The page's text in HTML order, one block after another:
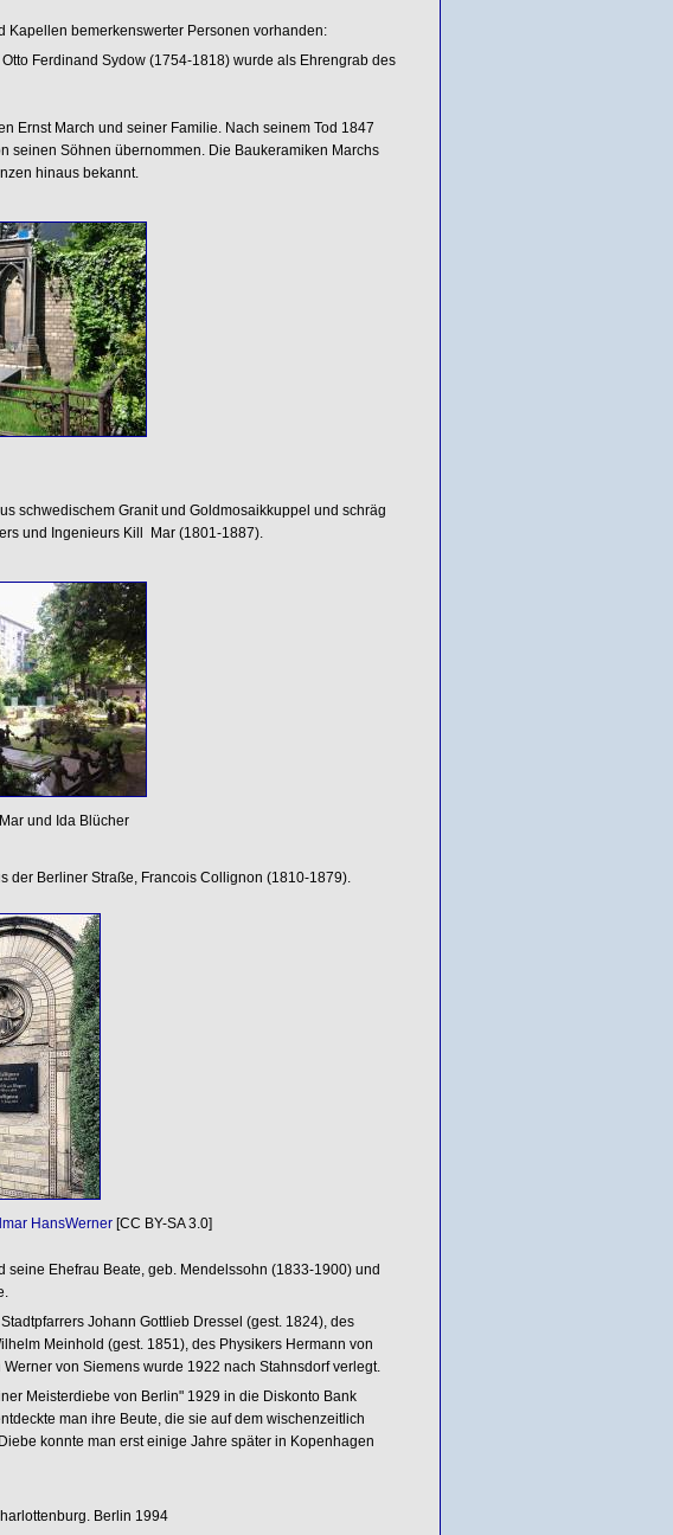
Kapellen bemerkenswerter Personen vorhanden:
Ferdinand Sydow (1754-1818) wurde als Ehrengrab des
Ernst March und seiner Familie. Nach seinem Tod 1847
seinen Söhnen übernommen. Die Baukeramiken Marchs
hinaus bekannt.
schwedischem Granit und Goldmosaikkuppel und schräg
und Ingenieurs Kill Mar (1801-1887).
und Ida Blücher
der Berliner Straße, Francois Collignon (1810-1879).
HansWerner[CC BY-SA 3.0]
Ehefrau Beate, geb. Mendelssohn (1833-1900) und
Johann Gottlieb Dressel (gest. 1824), des
Meinhold (gest. 1851), des Physikers Hermann von
von Siemens wurde 1922 nach Stahnsdorf verlegt.
Meisterdiebe von Berlin" 1929 in die Diskonto Bank
man ihre Beute, die sie auf dem wischenzeitlich
konnte man erst einige Jahre später in Kopenhagen
Berlin 1994